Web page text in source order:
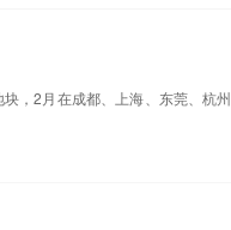
，2月在成都、上海、东莞、杭